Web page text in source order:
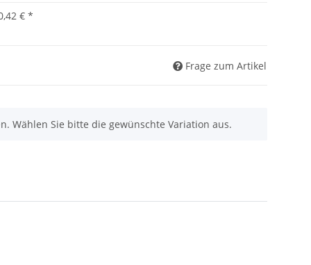
€ *
Frage zum Artikel
Wählen Sie bitte die gewünschte Variation aus.